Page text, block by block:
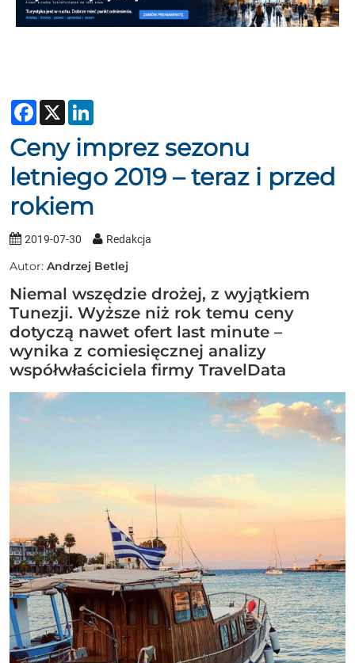
Facebook
X
Ceny imprez sezonu
letniego 2019 – teraz i przed
rokiem
2019-07-30 Redakcja
Autor: Andrzej Betlej
Niemal wszędzie drożej, z wyjątkiem
Tunezji. Wyższe niż rok temu ceny
dotyczą nawet ofert last minute –
wynika z comiesięcznej analizy
współwłaściciela firmy TravelData